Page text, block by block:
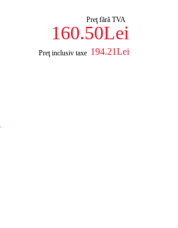
Preţ fără TVA
160.50Lei
Preţ inclusiv taxe 194.21Lei